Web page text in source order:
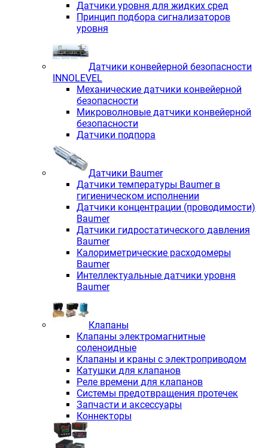
Датчики уровня для жидких сред
Принцип подбора сигнализаторов
уровня
Датчики конвейерной безопасности
INNOLEVEL
Механические датчики конвейерной
безопасности
Микроволновые датчики конвейерной
безопасности
Датчики подпора
Датчики Baumer
Датчики температуры Baumer в
гигиеническом исполнении
Датчики концентрации (проводимости)
Baumer
Датчики гидростатического давления
Baumer
Калориметрические расходомеры
Baumer
Интеллектуальные датчики уровня
Baumer
Клапаны
Клапаны электромагнитные
соленоидные
Клапаны и краны с электроприводом
Катушки для клапанов
Реле времени для клапанов
Системы предотвращения протечек
Запчасти и аксессуары
Коннекторы